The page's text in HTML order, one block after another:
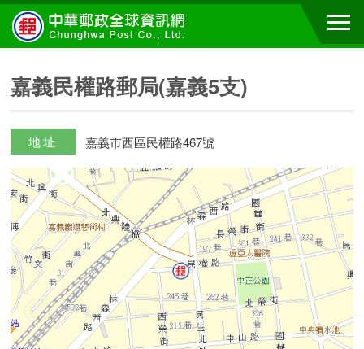
嘉義民權路郵局(嘉義5支)
地址 嘉義市西區民權路467號